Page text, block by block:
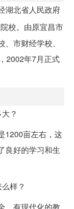
湖北省人民政府
校。由原宜昌市
市财经学校、
2002年7月正式
？
1200亩左右，这
良好的学习和生
样？
，有现代化的教